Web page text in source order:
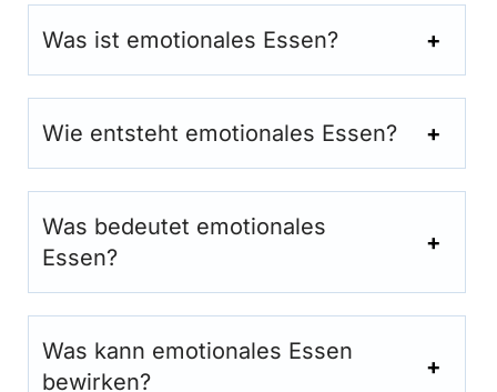
Was ist emotionales Essen?
Wie entsteht emotionales Essen?
Was bedeutet emotionales
Essen?
Was kann emotionales Essen
bewirken?